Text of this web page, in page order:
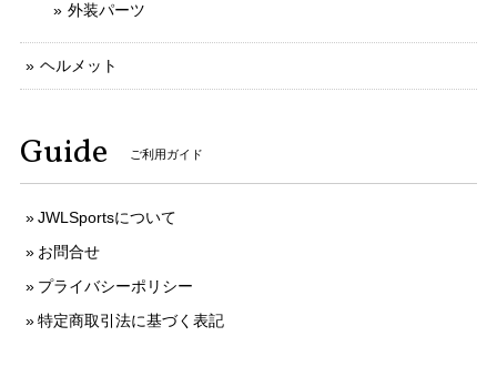
外装パーツ
ヘルメット
Guide ご利用ガイド
JWLSportsについて
お問合せ
プライバシーポリシー
特定商取引法に基づく表記